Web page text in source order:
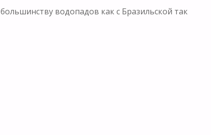
водопадов как с Бразильской так